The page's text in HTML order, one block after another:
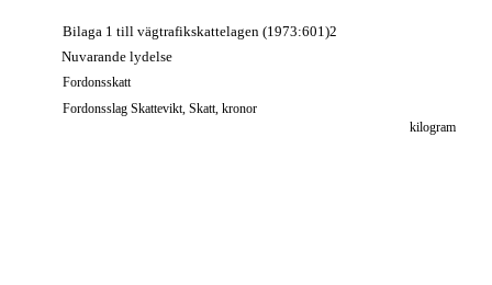
Bilaga 1 till vägtrafikskattelagen (1973:601)2
Nuvarande lydelse
Fordonsskatt
Fordonsslag Skattevikt, Skatt, kronor
kilogram